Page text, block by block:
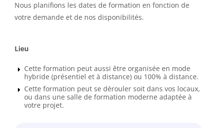
Nous planifions les dates de formation en fonction de
votre demande et de nos disponibilités.
Lieu
Cette formation peut aussi être organisée en mode
hybride (présentiel et à distance) ou 100% à distance.
Cette formation peut se dérouler soit dans vos locaux,
ou dans une salle de formation moderne adaptée à
votre projet.